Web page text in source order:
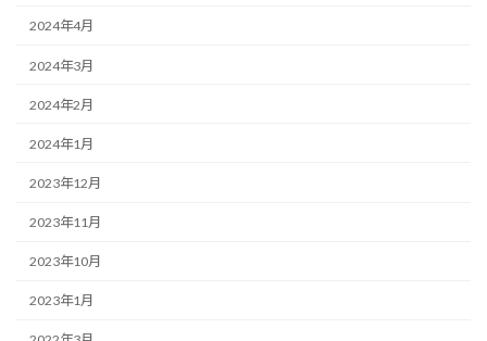
2024年4月
2024年3月
2024年2月
2024年1月
2023年12月
2023年11月
2023年10月
2023年1月